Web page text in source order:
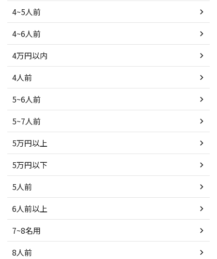
4~5人前
4~6人前
4万円以内
4人前
5~6人前
5~7人前
5万円以上
5万円以下
5人前
6人前以上
7~8名用
8人前